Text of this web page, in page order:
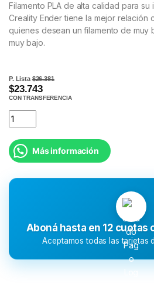
Filamento PLA de alta calidad para su
Creality Ender tiene la mejor relación
quienes desean un filamento de muy
muy bajo.
P. Lista$26.381
$23.743
CON TRANSFERENCIA
Más información
Aboná hasta en 12 cuotas
Aceptamos todas las tarjetas